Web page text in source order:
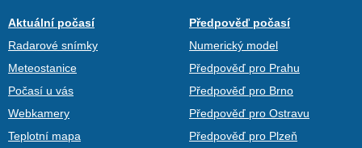
Aktuální počasí
Radarové snímky
Meteostanice
Počasí u vás
Webkamery
Teplotní mapa
Předpověď počasí
Numerický model
Předpověď pro Prahu
Předpověď pro Brno
Předpověď pro Ostravu
Předpověď pro Plzeň